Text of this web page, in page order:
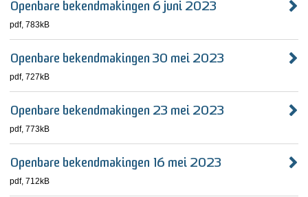
Openbare bekendmakingen 6 juni 2023
pdf, 783kB
Openbare bekendmakingen 30 mei 2023
pdf, 727kB
Openbare bekendmakingen 23 mei 2023
pdf, 773kB
Openbare bekendmakingen 16 mei 2023
pdf, 712kB